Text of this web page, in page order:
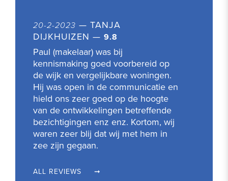
20-2-2023 — TANJA
DIJKHUIZEN — 9.8
Paul (makelaar) was bij
kennismaking goed voorbereid op
de wijk en vergelijkbare woningen.
Hij was open in de communicatie en
hield ons zeer goed op de hoogte
van de ontwikkelingen betreffende
bezichtigingen enz enz. Kortom, wij
waren zeer blij dat wij met hem in
zee zijn gegaan.
ALL REVIEWS ➞